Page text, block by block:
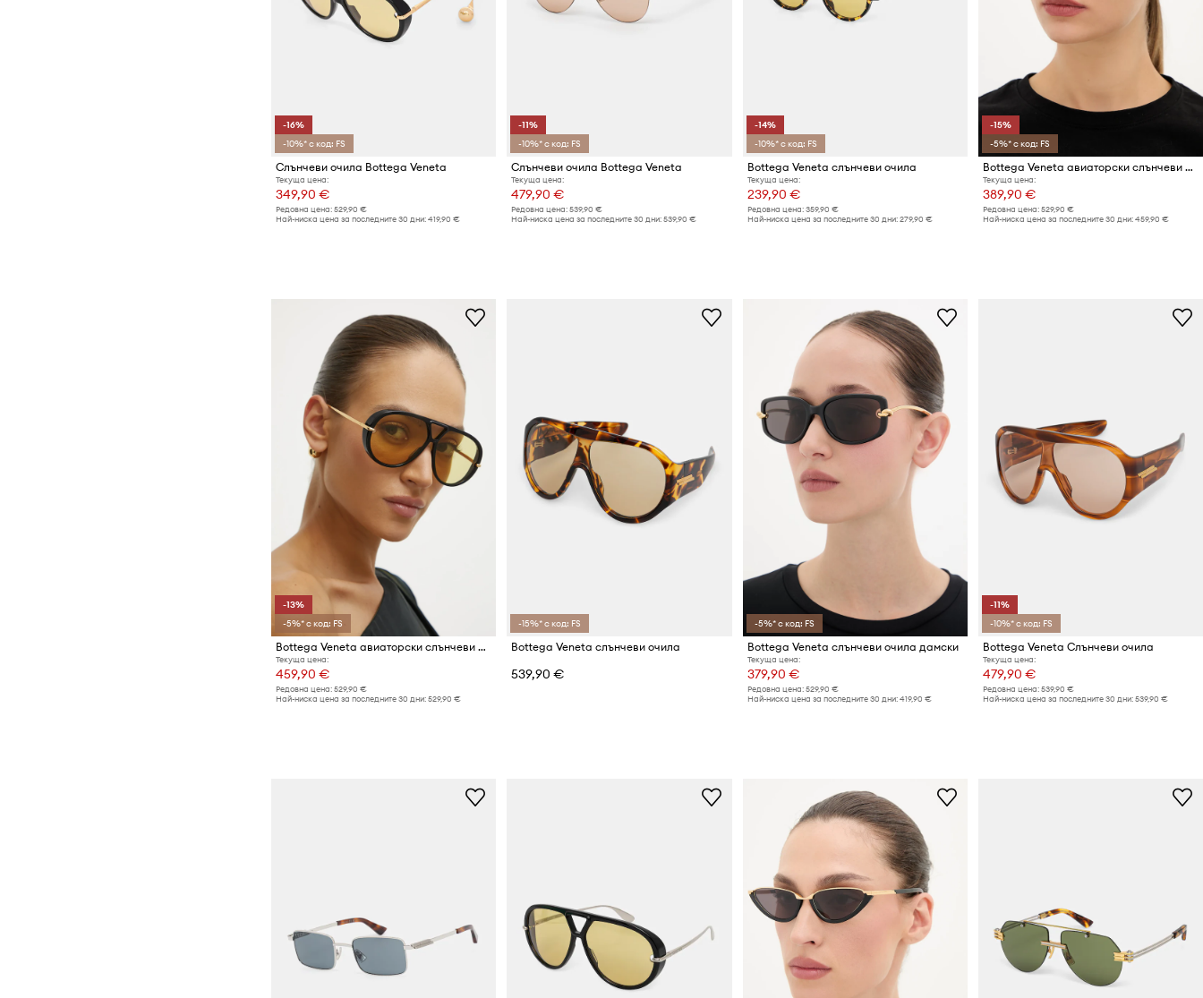
-16%
-10%* с код: FS
Слънчеви очила Bottega Veneta
Текуща цена:
349,90 €
Редовна цена: 529,90 €
Най-ниска цена за последните 30 дни: 419,90 €
-11%
-10%* с код: FS
Слънчеви очила Bottega Veneta
Текуща цена:
479,90 €
Редовна цена: 539,90 €
Най-ниска цена за последните 30 дни: 539,90 €
-14%
-10%* с код: FS
Bottega Veneta слънчеви очила
Текуща цена:
239,90 €
Редовна цена: 359,90 €
Най-ниска цена за последните 30 дни: 279,90 €
-15%
-5%* с код: FS
Bottega Veneta авиаторски слънчеви очила дамски
Текуща цена:
389,90 €
Редовна цена: 529,90 €
Най-ниска цена за последните 30 дни: 459,90 €
-13%
-5%* с код: FS
Bottega Veneta авиаторски слънчеви очила дамски
Текуща цена:
459,90 €
Редовна цена: 529,90 €
Най-ниска цена за последните 30 дни: 529,90 €
-15%* с код: FS
Bottega Veneta слънчеви очила
539,90 €
-5%* с код: FS
Bottega Veneta слънчеви очила дамски
Текуща цена:
379,90 €
Редовна цена: 529,90 €
Най-ниска цена за последните 30 дни: 419,90 €
-11%
-10%* с код: FS
Bottega Veneta Слънчеви очила
Текуща цена:
479,90 €
Редовна цена: 539,90 €
Най-ниска цена за последните 30 дни: 539,90 €